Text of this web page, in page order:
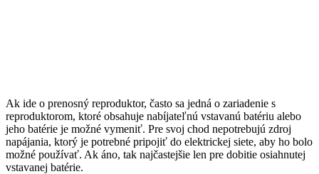
Ak ide o prenosný reproduktor, často sa jedná o zariadenie s
reproduktorom, ktoré obsahuje nabíjateľnú vstavanú batériu alebo
jeho batérie je možné vymeniť. Pre svoj chod nepotrebujú zdroj
napájania, ktorý je potrebné pripojiť do elektrickej siete, aby ho bolo
možné používať. Ak áno, tak najčastejšie len pre dobitie osiahnutej
vstavanej batérie.